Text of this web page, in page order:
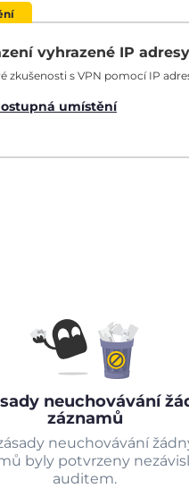
vyhrazené IP
zkušenosti s VPN pomocí IP
umístění
neuchovávání
záznamů
neuchovávání
byly potvrzeny
auditem.